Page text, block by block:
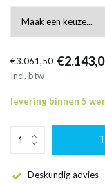
€3.061,50
Incl. btw
levering binnen 5
Deskundig advies